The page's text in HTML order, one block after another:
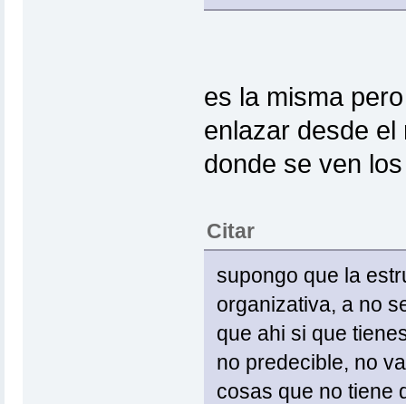
es la misma
enlazar desde
donde se ven
Citar
supongo que la
organizativa, a no
que ahi si que
no predecible, no
cosas que no tiene